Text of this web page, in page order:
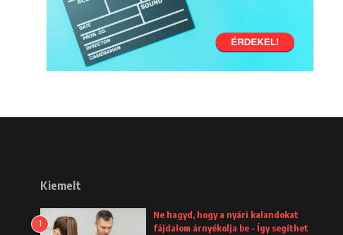
Kiemelt
1
Ne hagyd, hogy a nyári kalandokat
fájdalom árnyékolja be – Így segíthet